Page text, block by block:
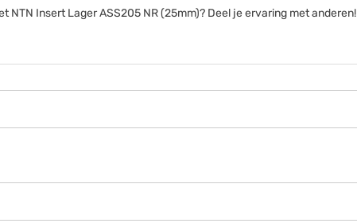
NTN Insert Lager ASS205 NR (25mm)? Deel je ervaring met anderen!